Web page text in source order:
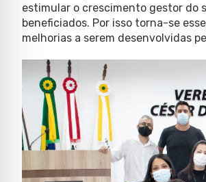
estimular o crescimento gestor do
beneficiados. Por isso torna-se
melhorias a serem desenvolvidas